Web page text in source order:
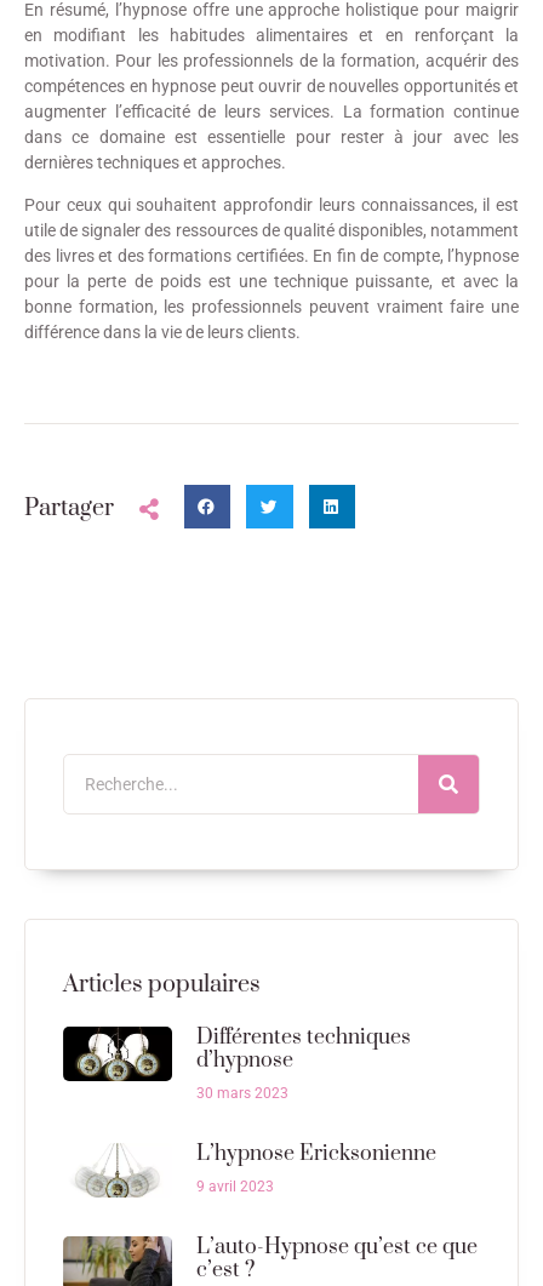
En résumé, l’hypnose offre une approche holistique pour maigrir
en modifiant les habitudes alimentaires et en renforçant la
motivation. Pour les professionnels de la formation, acquérir des
compétences en hypnose peut ouvrir de nouvelles opportunités et
augmenter l’efficacité de leurs services. La formation continue
dans ce domaine est essentielle pour rester à jour avec les
dernières techniques et approches.
Pour ceux qui souhaitent approfondir leurs connaissances, il est
utile de signaler des ressources de qualité disponibles, notamment
des livres et des formations certifiées. En fin de compte, l’hypnose
pour la perte de poids est une technique puissante, et avec la
bonne formation, les professionnels peuvent vraiment faire une
différence dans la vie de leurs clients.
Partager
Articles populaires
Différentes techniques
d’hypnose
30 mars 2023
L’hypnose Ericksonienne
9 avril 2023
L’auto-Hypnose qu’est ce que
c’est ?